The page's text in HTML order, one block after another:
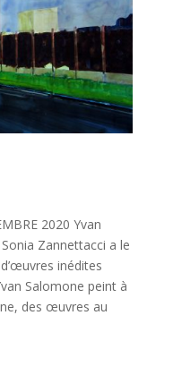
2020 Yvan
Zannettacci a le
inédites
Salomone peint à
des œuvres au